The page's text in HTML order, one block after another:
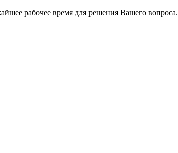
рабочее время для решения Вашего вопроса.